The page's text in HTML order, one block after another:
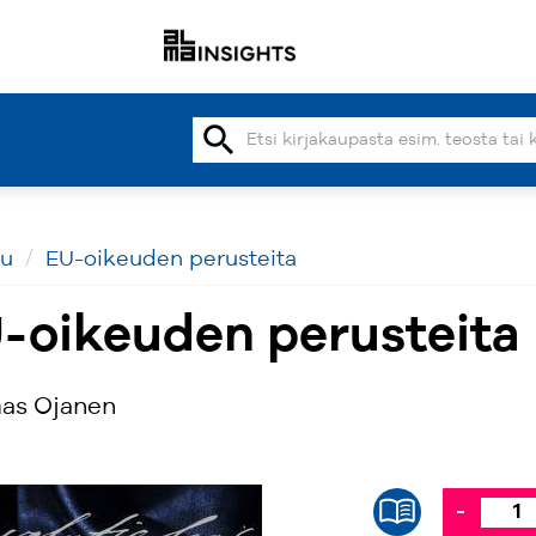
search
EU-oikeuden perusteita
oikeuden perusteita
Ojanen
-